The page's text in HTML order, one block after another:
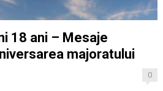
18 ani – Mesaje
majoratului
0